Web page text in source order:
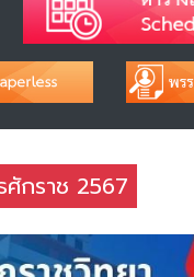
กราช 2567